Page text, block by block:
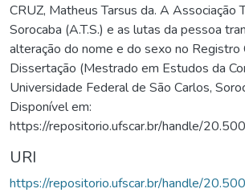
CRUZ, Matheus Tarsus da. A Associação
Sorocaba (A.T.S.) e as lutas da pessoa
alteração do nome e do sexo no Registro
Dissertação (Mestrado em Estudos da
Universidade Federal de São Carlos,
Disponível em:
https://repositorio.ufscar.br/handle/
URI
https://repositorio.ufscar.br/handle/